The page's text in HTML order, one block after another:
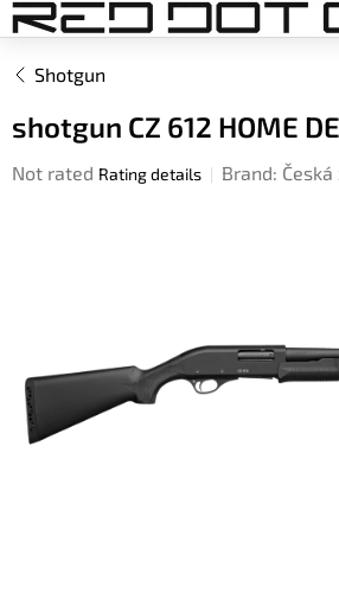
Skip
to
contentShotgun
shotgun CZ 612 HOME
The
stars.
Not rated Rating details Brand: